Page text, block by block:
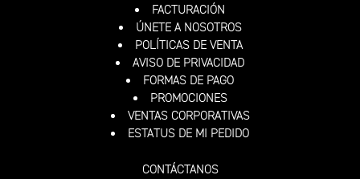
FACTURACIÓN
ÚNETE A NOSOTROS
POLÍTICAS DE VENTA
AVISO DE PRIVACIDAD
FORMAS DE PAGO
PROMOCIONES
VENTAS CORPORATIVAS
ESTATUS DE MI PEDIDO
CONTÁCTANOS